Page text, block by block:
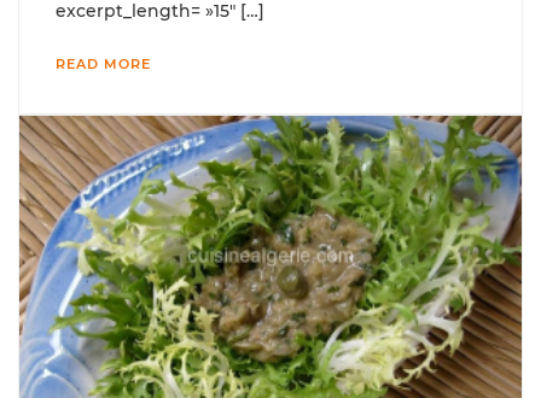
excerpt_length= »15″ […]
READ MORE